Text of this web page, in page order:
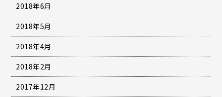
2018年6月
2018年5月
2018年4月
2018年2月
2017年12月